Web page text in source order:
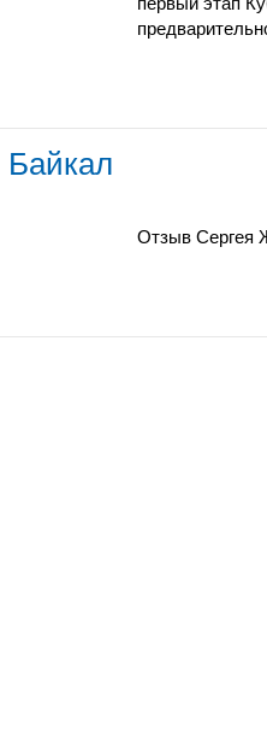
Байкал
Отзыв Сергея